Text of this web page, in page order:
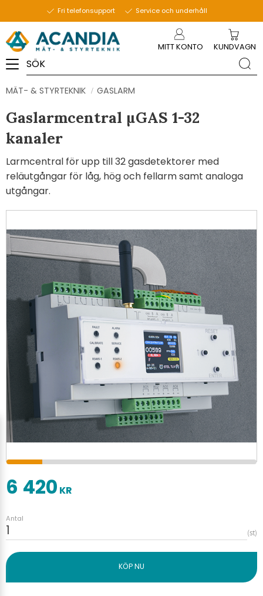
Fri telefonsupport Service och underhåll
MITT KONTO KUNDVAGN
MÄT- & STYRTEKNIK GASLARM
Gaslarmcentral µGAS 1-32
kanaler
Larmcentral för upp till 32 gasdetektorer med
reläutgångar för låg, hög och fellarm samt analoga
utgångar.
6 420 KR
Antal
st